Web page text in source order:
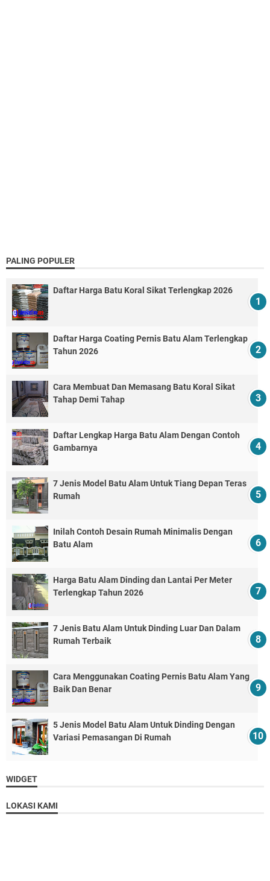
PALING POPULER
Daftar Harga Batu Koral Sikat Terlengkap 2026
Daftar Harga Coating Pernis Batu Alam Terlengkap
Tahun 2026
Cara Membuat Dan Memasang Batu Koral Sikat
Tahap Demi Tahap
Daftar Lengkap Harga Batu Alam Dengan Contoh
Gambarnya
7 Jenis Model Batu Alam Untuk Tiang Depan Teras
Rumah
Inilah Contoh Desain Rumah Minimalis Dengan
Batu Alam
Harga Batu Alam Dinding dan Lantai Per Meter
Terlengkap Tahun 2026
7 Jenis Batu Alam Untuk Dinding Luar Dan Dalam
Rumah Terbaik
Cara Menggunakan Coating Pernis Batu Alam Yang
Baik Dan Benar
5 Jenis Model Batu Alam Untuk Dinding Dengan
Variasi Pemasangan Di Rumah
WIDGET
LOKASI KAMI